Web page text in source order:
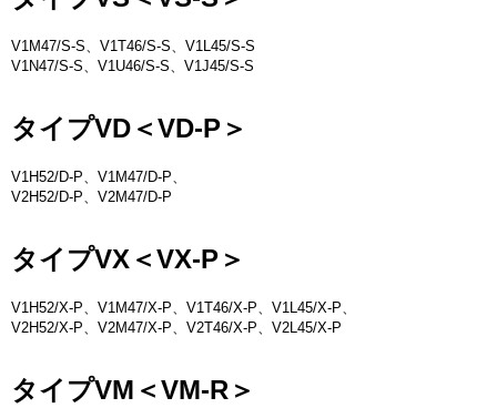
V1M47/S-S、V1T46/S-S、V1L45/S-S
V1N47/S-S、V1U46/S-S、V1J45/S-S
タイプVD＜VD-P＞
V1H52/D-P、V1M47/D-P、
V2H52/D-P、V2M47/D-P
タイプVX＜VX-P＞
V1H52/X-P、V1M47/X-P、V1T46/X-P、V1L45/X-P、
V2H52/X-P、V2M47/X-P、V2T46/X-P、V2L45/X-P
タイプVM＜VM-R＞